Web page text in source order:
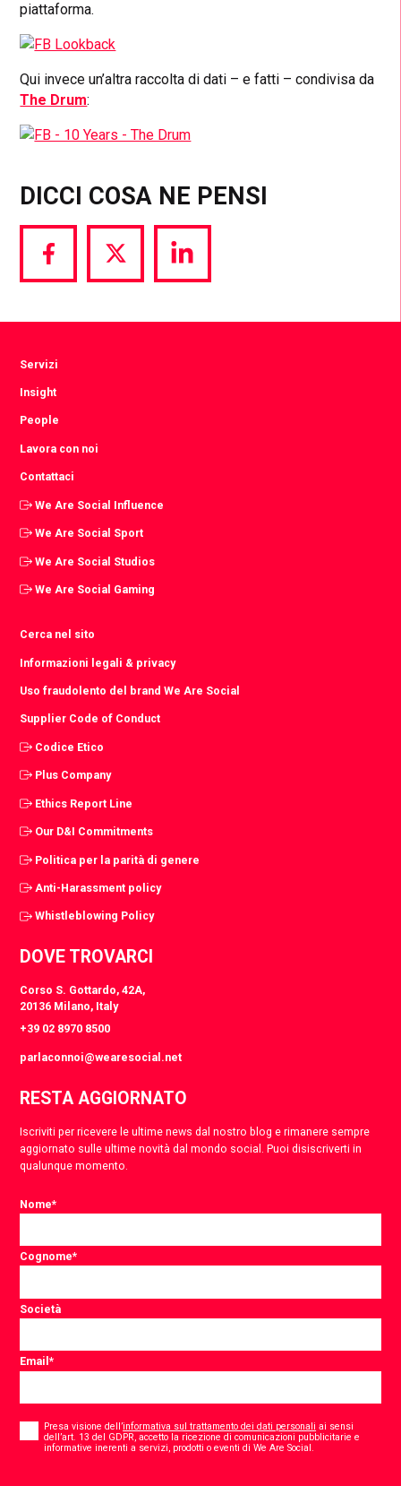
piattaforma.
Qui invece un’altra raccolta di dati – e fatti – condivisa da
The Drum:
DICCI COSA NE PENSI
Share
via
Share
via
Share
via
Servizi
Insight
People
Lavora con noi
Contattaci
We Are Social Influence
We Are Social Sport
We Are Social Studios
We Are Social Gaming
Cerca nel sito
Informazioni legali & privacy
Uso fraudolento del brand We Are Social
Supplier Code of Conduct
Codice Etico
Plus Company
Ethics Report Line
Our D&I Commitments
Politica per la parità di genere
Anti-Harassment policy
Whistleblowing Policy
DOVE TROVARCI
Corso S. Gottardo, 42A,
20136 Milano, Italy
+39 02 8970 8500
parlaconnoi@wearesocial.net
RESTA AGGIORNATO
Iscriviti per ricevere le ultime news dal nostro blog e rimanere sempre
aggiornato sulle ultime novità dal mondo social. Puoi disiscriverti in
qualunque momento.
Nome*
Cognome*
Società
Email*
Consent
Presa visione dell’informativa sul trattamento dei dati personali ai sensi
dell’art. 13 del GDPR, accetto la ricezione di comunicazioni pubblicitarie e
informative inerenti a servizi, prodotti o eventi di We Are Social.